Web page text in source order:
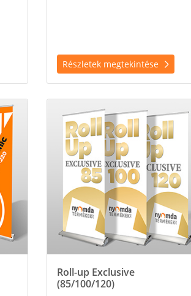
Részletek megtekintése
(85/100/120)
Roll-up Exclusive
(85/100/120)